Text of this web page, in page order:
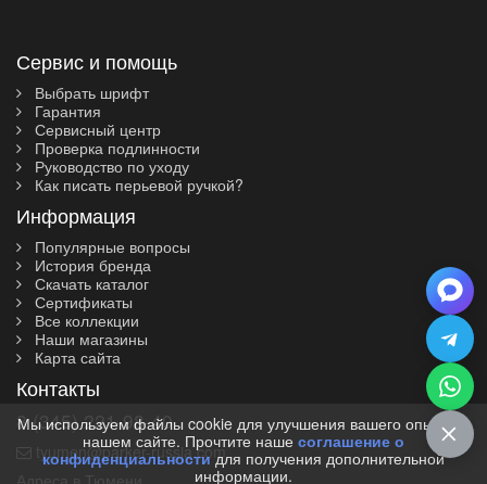
Сервис и помощь
Выбрать шрифт
Гарантия
Сервисный центр
Проверка подлинности
Руководство по уходу
Как писать перьевой ручкой?
Информация
Популярные вопросы
История бренда
Скачать каталог
Сертификаты
Все коллекции
Наши магазины
Карта сайта
Контакты
8 (345) 221-98-40
tyumen@parker-russia.com
Мы используем файлы cookie для улучшения вашего опыта на
нашем сайте. Прочтите наше соглашение о
конфиденциальности для получения дополнительной
информации.